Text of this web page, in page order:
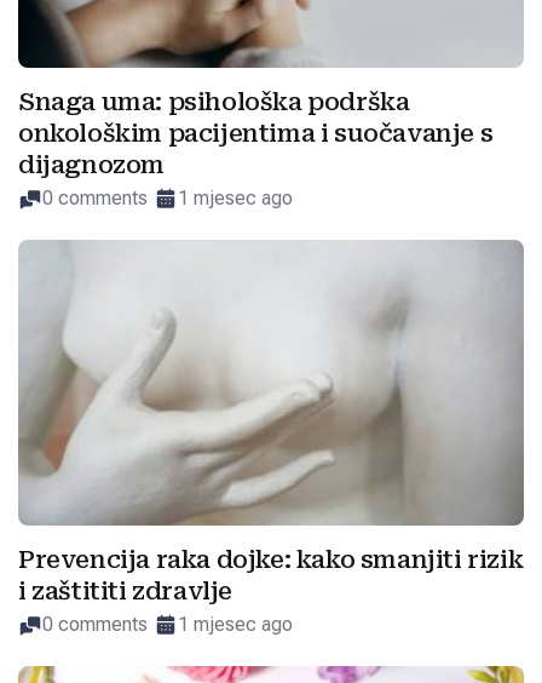
Snaga uma: psihološka podrška
onkološkim pacijentima i suočavanje s
dijagnozom
0 comments 1 mjesec ago
Prevencija raka dojke: kako smanjiti rizik
i zaštititi zdravlje
0 comments 1 mjesec ago